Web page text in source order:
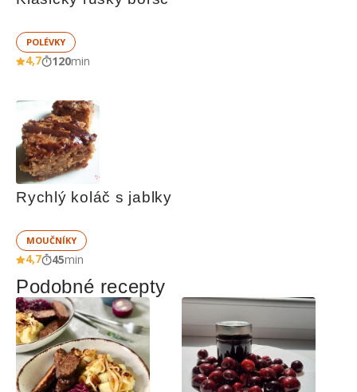
POLÉVKY
4,7 120min
Rychlý koláč s jablky
MOUČNÍKY
4,7 45min
Podobné recepty